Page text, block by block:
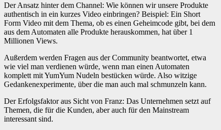
Der Ansatz hinter dem Channel: Wie können wir unsere Produkte
authentisch in ein kurzes Video einbringen? Beispiel: Ein Short
Form Video mit dem Thema, ob es einen Geheimcode gibt, bei dem
aus dem Automaten alle Produkte herauskommen, hat über 1
Millionen Views.
Außerdem werden Fragen aus der Community beantwortet, etwa
wie viel man verdienen würde, wenn man einen Automaten
komplett mit YumYum Nudeln bestücken würde. Also witzige
Gedankenexperimente, über die man auch mal schmunzeln kann.
Der Erfolgsfaktor aus Sicht von Franz: Das Unternehmen setzt auf
Themen, die für die Kunden, aber auch für den Mainstream
interessant sind.